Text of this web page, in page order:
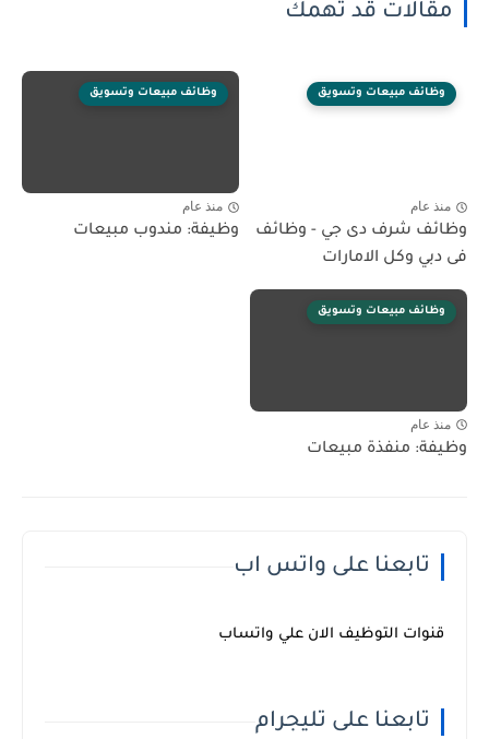
مقالات قد تهمك
وظائف مبيعات وتسويق
منذ عام
وظائف شرف دى جي - وظائف
فى دبي وكل الامارات
وظائف مبيعات وتسويق
منذ عام
وظيفة: مندوب مبيعات
وظائف مبيعات وتسويق
منذ عام
وظيفة: منفذة مبيعات
تابعنا على واتس اب
قنوات التوظيف الان علي واتساب
تابعنا على تليجرام